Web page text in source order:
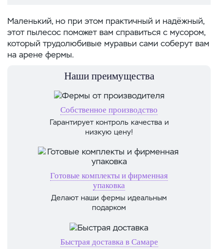
Маленький, но при этом практичный и надёжный,
этот пылесос поможет вам справиться с мусором,
который трудолюбивые муравьи сами соберут вам
на арене фермы.
Наши преимущества
Собственное производство
Гарантирует контроль качества и
низкую цену!
Готовые комплекты и фирменная
упаковка
Делают наши фермы идеальным
подарком
Быстрая доставка в Самаре